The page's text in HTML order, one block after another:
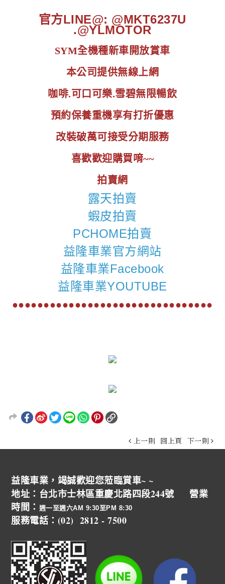
官方LINE@: @MKT6237U
.@YLMOTOR
SYM全機種新車開放賞車
本公司提供無線上網
咖啡.可口可樂.雪碧無限暢飲
預約保養重機享有打折優惠
改裝破萬可接受分期服務
喜歡歡迎購買唷~~
拍賣網
露天拍賣
蝦皮拍賣
PCHOME拍賣
益隆車業官方網站
益隆車業Facebook
益隆車業YOUTUBE
●●●●●●●●●●●●●●●●●●●●●●●●●●●●●●●●
上一則 回上頁 下一則
益隆車業，竭誠歡迎您蒞臨賞車~ ~
地址：台北市士林區重慶北路四段244號 營業
時間： 週一至週六AM 9:30至PM 8:30
服務電話：(02) 2812 - 7500